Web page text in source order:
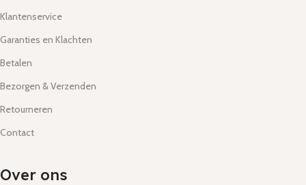
Klantenservice
Garanties en Klachten
Betalen
Bezorgen & Verzenden
Retourneren
Contact
Over ons